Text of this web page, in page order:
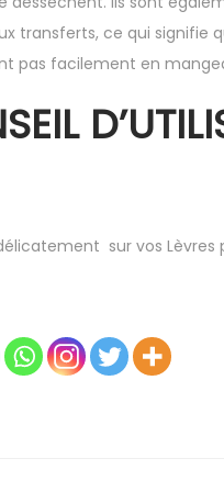
transferts, ce qui signifie
pas facilement en
sur vos Lèvres